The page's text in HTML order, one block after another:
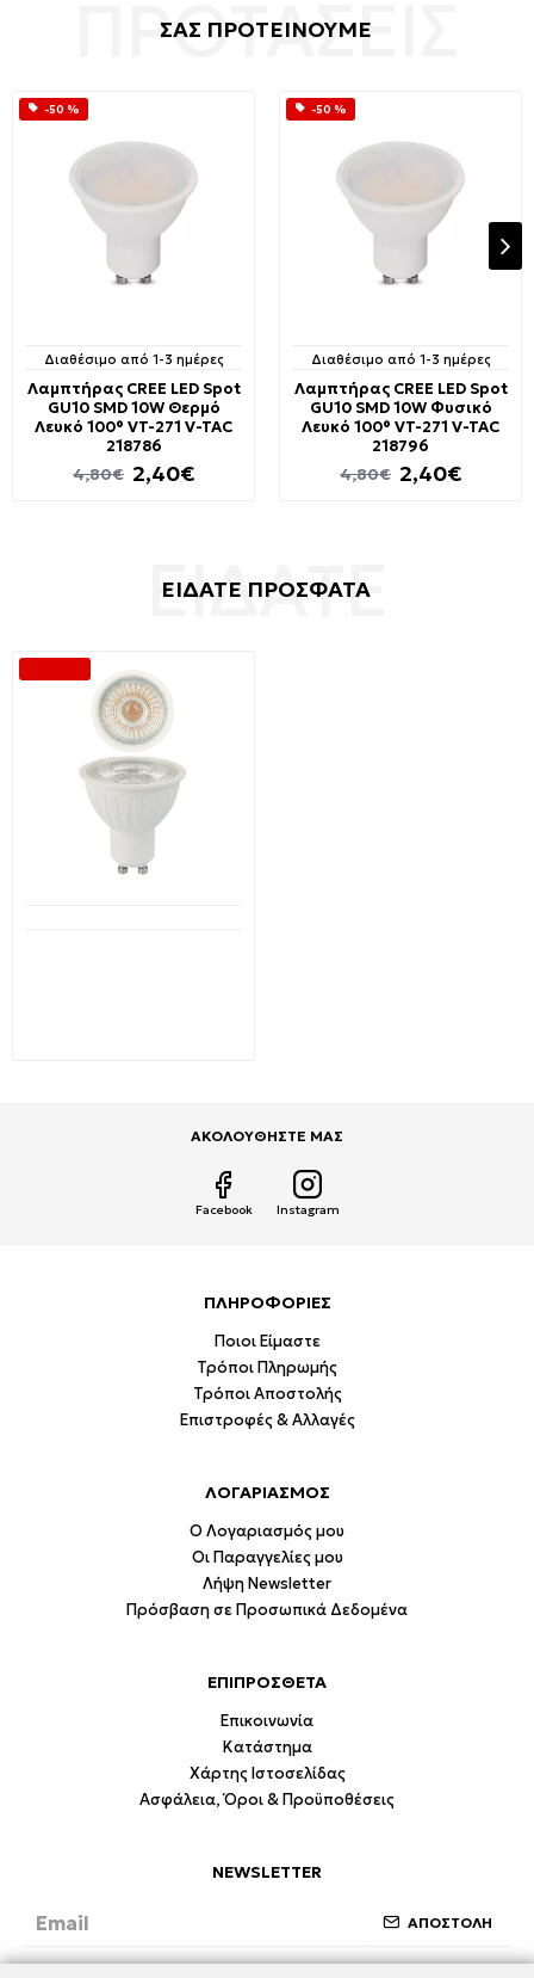
ΣΑΣ ΠΡΟΤΕΙΝΟΥΜΕ
-50 %
Διαθέσιμο από 1-3 ημέρες
Λαμπτήρας CREE LED Spot
GU10 SMD 10W Θερμό
Λευκό 100° VT-271 V-TAC
218786
2,40€
4,80€
-50 %
Διαθέσιμο από 1-3 ημέρες
Λαμπτήρας CREE LED Spot
GU10 SMD 10W Φυσικό
Λευκό 100° VT-271 V-TAC
218796
2,40€
4,80€
ΕΙΔΑΤΕ ΠΡΟΣΦΑΤΑ
ΑΚΟΛΟΥΘΗΣΤΕ ΜΑΣ
Facebook Instagram
ΠΛΗΡΟΦΟΡΙΕΣ
Ποιοι Είμαστε
Τρόποι Πληρωμής
Τρόποι Αποστολής
Επιστροφές & Αλλαγές
ΛΟΓΑΡΙΑΣΜΟΣ
Ο Λογαριασμός μου
Οι Παραγγελίες μου
Λήψη Newsletter
Πρόσβαση σε Προσωπικά Δεδομένα
ΕΠΙΠΡΟΣΘΕΤΑ
Επικοινωνία
Κατάστημα
Χάρτης Ιστοσελίδας
Ασφάλεια, Όροι & Προϋποθέσεις
NEWSLETTER
ΑΠΟΣΤΟΛΗ